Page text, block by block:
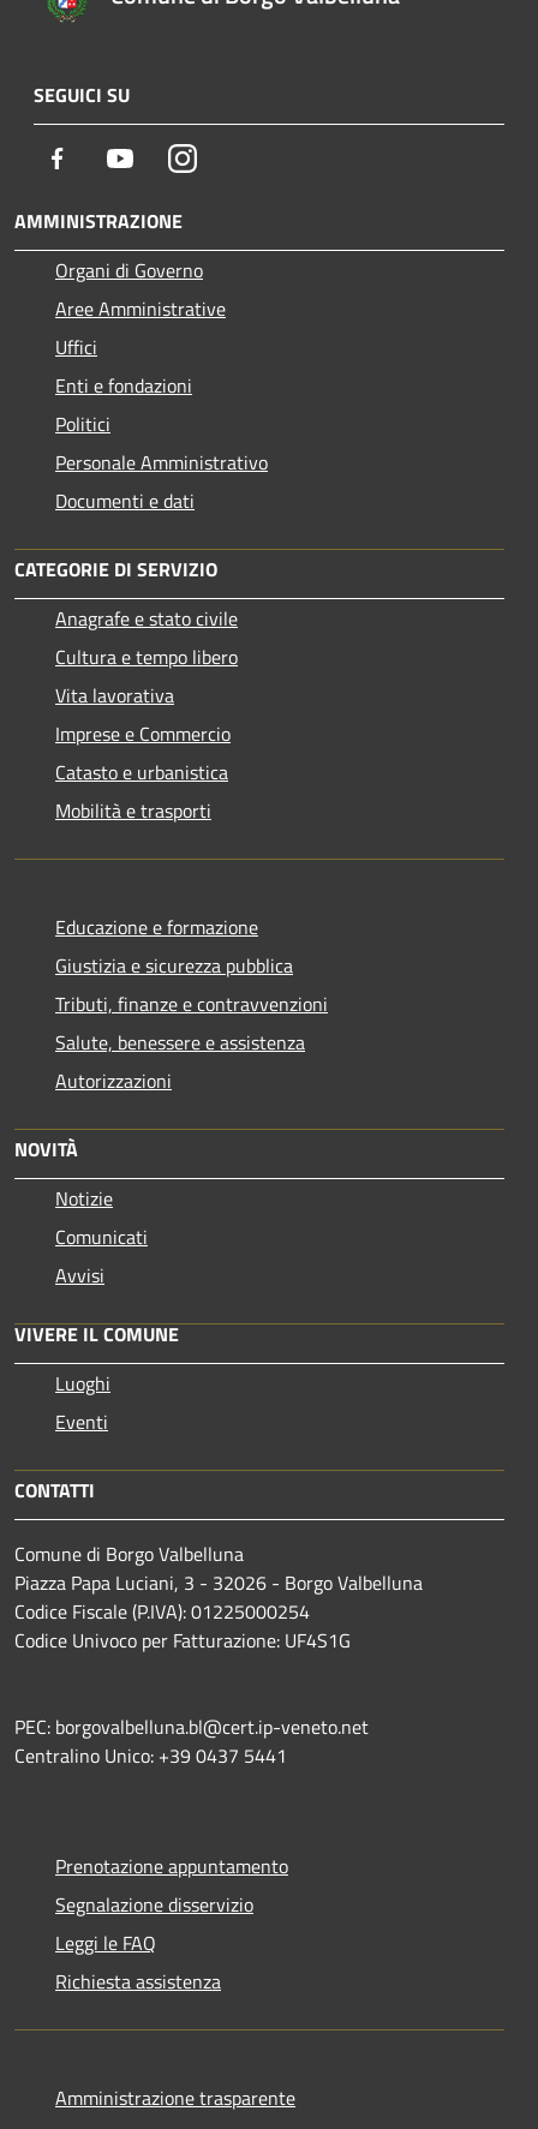
SEGUICI SU
Facebook YoutubeInstagram
AMMINISTRAZIONE
Organi di Governo
Aree Amministrative
Uffici
Enti e fondazioni
Politici
Personale Amministrativo
Documenti e dati
CATEGORIE DI SERVIZIO
Anagrafe e stato civile
Cultura e tempo libero
Vita lavorativa
Imprese e Commercio
Catasto e urbanistica
Mobilità e trasporti
Educazione e formazione
Giustizia e sicurezza pubblica
Tributi, finanze e contravvenzioni
Salute, benessere e assistenza
Autorizzazioni
NOVITÀ
Notizie
Comunicati
Avvisi
VIVERE IL COMUNE
Luoghi
Eventi
CONTATTI
Comune di Borgo Valbelluna
Piazza Papa Luciani, 3 - 32026 - Borgo Valbelluna
Codice Fiscale (P.IVA): 01225000254
Codice Univoco per Fatturazione: UF4S1G
PEC: borgovalbelluna.bl@cert.ip-veneto.net
Centralino Unico: +39 0437 5441
Prenotazione appuntamento
Segnalazione disservizio
Leggi le FAQ
Richiesta assistenza
Amministrazione trasparente